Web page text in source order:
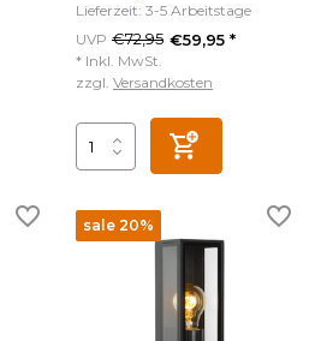
Lieferzeit: 3-5 Arbeitstage
UVP €72,95 €59,95 *
* Inkl. MwSt.
zzgl. Versandkosten
sale 20%